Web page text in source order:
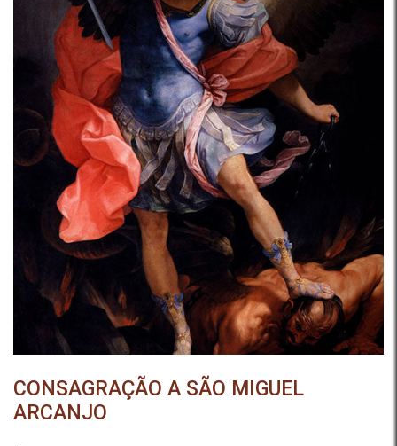
CONSAGRAÇÃO A SÃO MIGUEL
ARCANJO